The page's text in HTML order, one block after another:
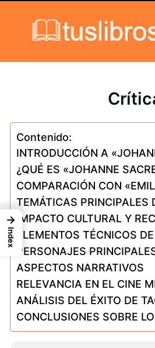
Contenido:
INTRODUCCIÓN A
¿QUÉ ES «JOHANNE
COMPARACIÓN CON
TEMÁTICAS PRINCIPALES
IMPACTO CULTURAL Y
ELEMENTOS TÉCNICOS
PERSONAJES
ASPECTOS NARRATIVOS
RELEVANCIA EN EL CINE
ANÁLISIS DEL ÉXITO DE
CONCLUSIONES SOBRE
→
Index